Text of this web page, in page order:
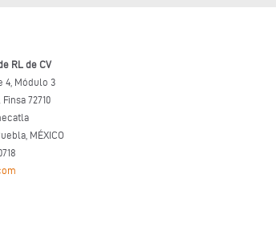
RL de CV
4, Módulo 3
72710
MÉXICO